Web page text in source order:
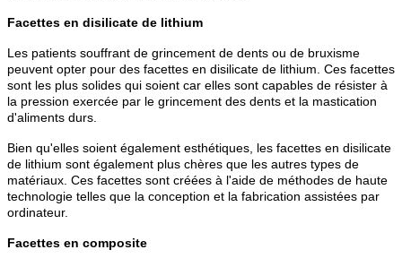
Facettes en disilicate de lithium
Les patients souffrant de grincement de dents ou de bruxisme
peuvent opter pour des facettes en disilicate de lithium. Ces facettes
sont les plus solides qui soient car elles sont capables de résister à
la pression exercée par le grincement des dents et la mastication
d'aliments durs.
Bien qu'elles soient également esthétiques, les facettes en disilicate
de lithium sont également plus chères que les autres types de
matériaux. Ces facettes sont créées à l'aide de méthodes de haute
technologie telles que la conception et la fabrication assistées par
ordinateur.
Facettes en composite